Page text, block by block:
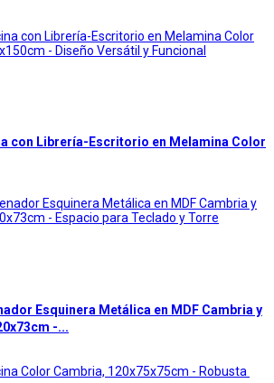
con Librería-Escritorio en Melamina Color
Esquinera Metálica en MDF Cambria y
-...